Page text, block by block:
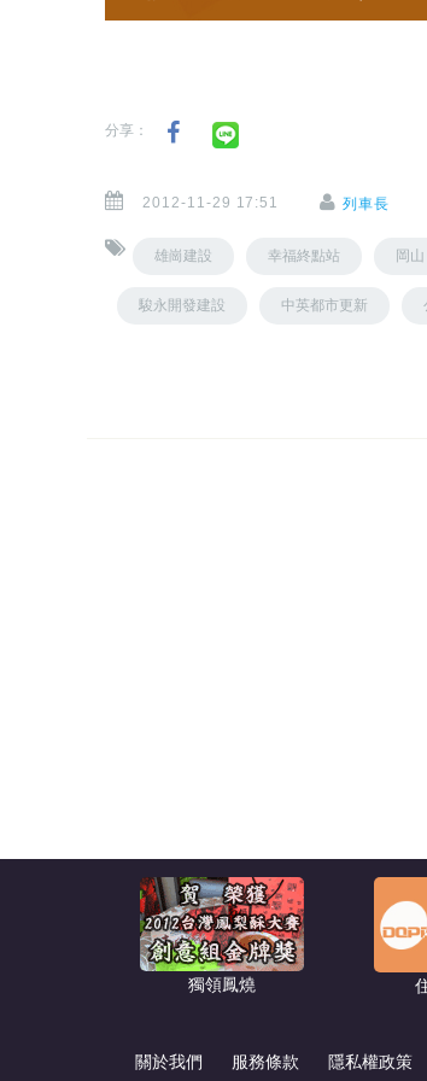
分享：
2012-11-29 17:51 列車長
雄崗建設 幸福終點站 岡山
駿永開發建設 中英都市更新
獨領鳳燒
關於我們 服務條款 隱私權政策